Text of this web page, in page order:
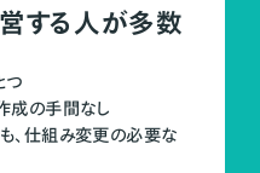
する人が多数
つ
成の手間なし
、仕組み変更の必要な